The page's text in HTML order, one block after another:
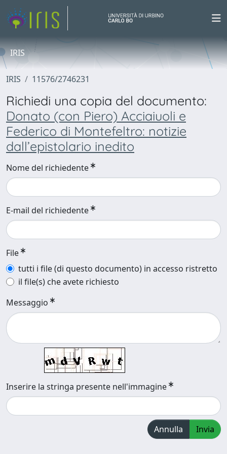
IRIS
IRIS 11576/2746231
Richiedi una copia del documento:
Donato (con Piero) Acciaiuoli e
Federico di Montefeltro: notizie
dall’epistolario inedito
Nome del richiedente
E-mail del richiedente
File
tutti i file (di questo documento) in accesso ristretto
il file(s) che avete richiesto
Messaggio
Inserire la stringa presente nell'immagine
Annulla Invia